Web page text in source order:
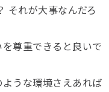
それが大事なんだろ
尊重できると良いで
うな環境さえあれば